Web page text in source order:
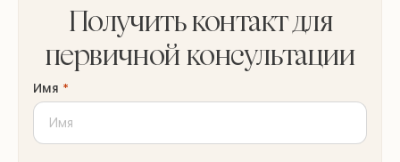
Получить контакт для
первичной консультации
Имя *